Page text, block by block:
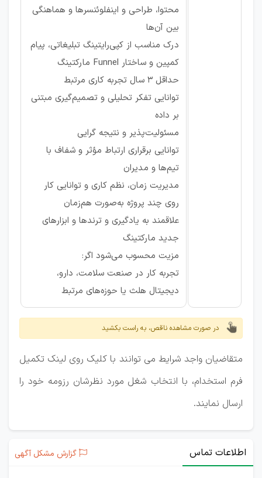
محتوا، طراحی و اینفلوئنسرها و هماهنگی
بین آن‌ها
درک مناسب از کپی‌رایتینگ تبلیغاتی، پیام
کمپین و ساختار Funnel مارکتینگ
حداقل 3 سال تجربه کاری مرتبط
توانایی تفکر تحلیلی و تصمیم‌گیری مبتنی
بر داده
مسئولیت‌پذیر و نتیجه گرایی
توانایی برقراری ارتباط مؤثر و شفاف با
تیم‌ها و مدیران
مدیریت زمان، نظم کاری و توانایی کار
روی چند پروژه به‌صورت هم‌زمان
علاقمند به یادگیری و ترندها و ابزارهای
جدید مارکتینگ
مزیت محسوب می‌شود اگر:
تجربه کار در صنعت سلامت، دارو،
دیجیتال هلث یا حوزه‌های مرتبط
در صورت مشاهده ناقص، به راست بکشید
متقاضیان واجد شرایط می توانند با کلیک روی لینک تکمیل
فرم استخدام، با انتخاب شغل مورد نظرشان رزومه خود را
ارسال نمایند.
اطلاعات تماس گزارش مشکل آگهی